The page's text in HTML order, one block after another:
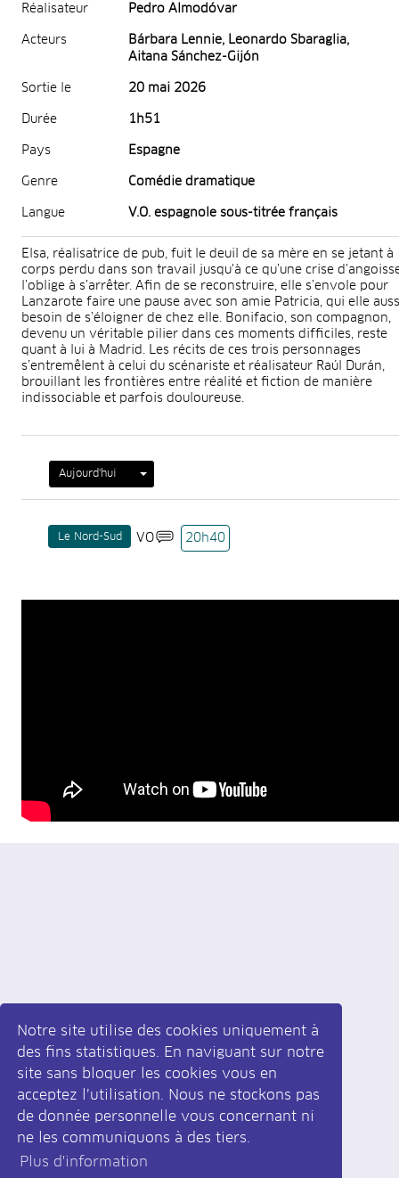
Notre site utilise des cookies uniquement à
des fins statistiques. En naviguant sur notre
site sans bloquer les cookies vous en
acceptez l’utilisation. Nous ne stockons pas
de donnée personnelle vous concernant ni
ne les communiquons à des tiers.
Plus d'information
Réalisateur Pedro Almodóvar
Acteurs
Bárbara Lennie, Leonardo Sbaraglia,
Aitana Sánchez-Gijón
Sortie le 20 mai 2026
Durée 1h51
Pays Espagne
Genre Comédie dramatique
Langue V.O. espagnole sous-titrée français
Elsa, réalisatrice de pub, fuit le deuil de sa mère en se jetant à
corps perdu dans son travail jusqu'à ce qu’une crise
l’oblige à s’arrêter. Afin de se reconstruire, elle s’envole pour
Lanzarote faire une pause avec son amie Patricia, qui elle
besoin de s’éloigner de chez elle. Bonifacio, son compagnon,
devenu un véritable pilier dans ces moments difficiles, reste
quant à lui à Madrid. Les récits de ces trois personnages
s’entremêlent à celui du scénariste et réalisateur Raúl Durán,
brouillant les frontières entre réalité et fiction de manière
indissociable et parfois douloureuse.
Aujourd'hui
Le Nord-Sud VO 20h40
Inscrivez-vous à la newsletter